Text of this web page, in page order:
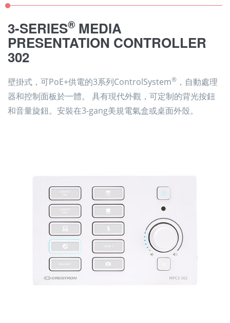
3-SERIES® MEDIA
PRESENTATION CONTROLLER
302
壁掛式，可PoE+供電的3系列ControlSystem® ，自動處理
器和控制面板於一體。 具有現代外觀，可定制的背光按鈕
和音量旋鈕。安裝在3-gang美規電氣盒或桌面外殼。